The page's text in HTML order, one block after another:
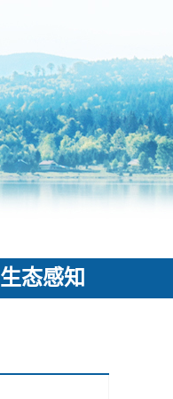
生态感知